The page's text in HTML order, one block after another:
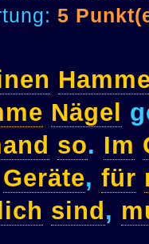
5
Nägel
so. Im
Geräte, für
sind,